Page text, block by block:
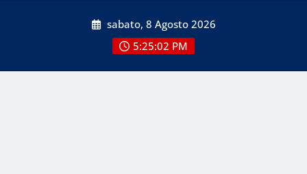
sabato, 8 Agosto 2026
5:25:02 PM